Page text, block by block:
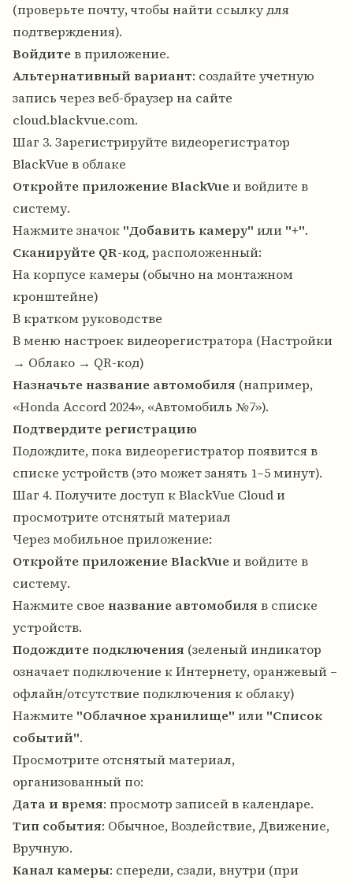
(проверьте почту, чтобы найти ссылку для
подтверждения).
Войдите в приложение.
Альтернативный вариант: создайте учетную
запись через веб-браузер на сайте
cloud.blackvue.com.
Шаг 3. Зарегистрируйте видеорегистратор
BlackVue в облаке
Откройте приложение BlackVue и войдите в
систему.
Нажмите значок "Добавить камеру" или "+".
Сканируйте QR-код, расположенный:
На корпусе камеры (обычно на монтажном
кронштейне)
В кратком руководстве
В меню настроек видеорегистратора (Настройки
→ Облако → QR-код)
Назначьте название автомобиля (например,
«Honda Accord 2024», «Автомобиль №7»).
Подтвердите регистрацию
Подождите, пока видеорегистратор появится в
списке устройств (это может занять 1–5 минут).
Шаг 4. Получите доступ к BlackVue Cloud и
просмотрите отснятый материал
Через мобильное приложение:
Откройте приложение BlackVue и войдите в
систему.
Нажмите свое название автомобиля в списке
устройств.
Подождите подключения (зеленый индикатор
означает подключение к Интернету, оранжевый –
офлайн/отсутствие подключения к облаку)
Нажмите "Облачное хранилище" или "Список
событий".
Просмотрите отснятый материал,
организованный по:
Дата и время: просмотр записей в календаре.
Тип события: Обычное, Воздействие, Движение,
Вручную.
Канал камеры: спереди, сзади, внутри (при